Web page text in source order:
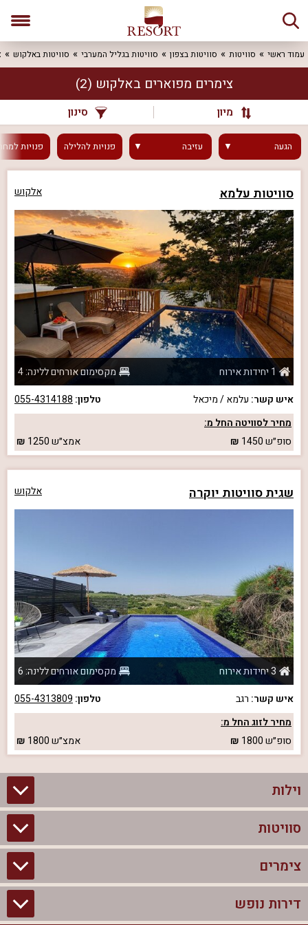
עמוד ראשי סוויטות סוויטות בצפון סוויטות בגליל המערבי סוויטות באלקוש
צימרים מפוארים באלקוש (2)
מיון סינון
הגעה עזיבה פנויותלהלילה פנויות
סוויטות עלמא אלקוש
1 יחידות אירוח
מקסימום אורחים ללינה: 4
איש קשר: עלמא / מיכאל טלפון: 055-4314188
מחיר לסוויטה החל מ:
סופ״ש1450 אמצ״ש1250
שגית סוויטות יוקרה אלקוש
3 יחידות אירוח
מקסימום אורחים ללינה: 6
איש קשר: רגב טלפון: 055-4313809
מחיר לזוג החל מ:
סופ״ש1800 אמצ״ש1800
וילות
וילות בצפון
וילות להשכרה
סוויטות
סוויטות בצפון
צימרים לזוגות עם בריכה פרטית
צימרים
צימרים בצפון
דירות נופש